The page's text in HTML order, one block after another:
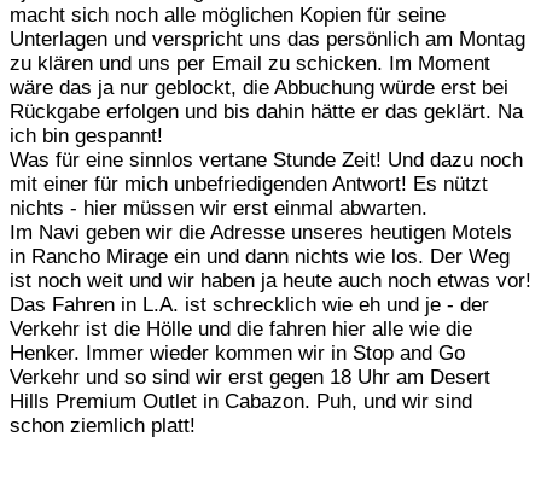
macht sich noch alle möglichen Kopien für seine
Unterlagen und verspricht uns das persönlich am Montag
zu klären und uns per Email zu schicken. Im Moment
wäre das ja nur geblockt, die Abbuchung würde erst bei
Rückgabe erfolgen und bis dahin hätte er das geklärt. Na
ich bin gespannt!
Was für eine sinnlos vertane Stunde Zeit! Und dazu noch
mit einer für mich unbefriedigenden Antwort! Es nützt
nichts - hier müssen wir erst einmal abwarten.
Im Navi geben wir die Adresse unseres heutigen Motels
in Rancho Mirage ein und dann nichts wie los. Der Weg
ist noch weit und wir haben ja heute auch noch etwas vor!
Das Fahren in L.A. ist schrecklich wie eh und je - der
Verkehr ist die Hölle und die fahren hier alle wie die
Henker. Immer wieder kommen wir in Stop and Go
Verkehr und so sind wir erst gegen 18 Uhr am Desert
Hills Premium Outlet in Cabazon. Puh, und wir sind
schon ziemlich platt!